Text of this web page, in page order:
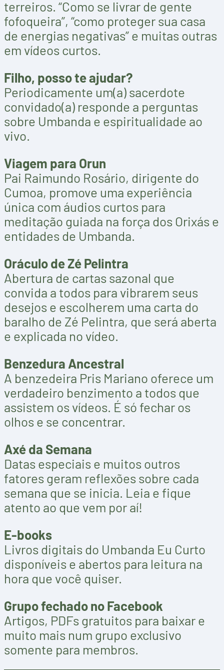
terreiros. “Como se livrar de gente
fofoqueira”, “como proteger sua casa
de energias negativas” e muitas outras
em vídeos curtos.
Filho, posso te ajudar?
Periodicamente um(a) sacerdote
convidado(a) responde a perguntas
sobre Umbanda e espiritualidade ao
vivo.
Viagem para Orun
Pai Raimundo Rosário, dirigente do
Cumoa, promove uma experiência
única com áudios curtos para
meditação guiada na força dos Orixás e
entidades de Umbanda.
Oráculo de Zé Pelintra
Abertura de cartas sazonal que
convida a todos para vibrarem seus
desejos e escolherem uma carta do
baralho de Zé Pelintra, que será aberta
e explicada no vídeo.
Benzedura Ancestral
A benzedeira Pris Mariano oferece um
verdadeiro benzimento a todos que
assistem os vídeos. É só fechar os
olhos e se concentrar.
Axé da Semana
Datas especiais e muitos outros
fatores geram reflexões sobre cada
semana que se inicia. Leia e fique
atento ao que vem por aí!
E-books
Livros digitais do Umbanda Eu Curto
disponíveis e abertos para leitura na
hora que você quiser.
Grupo fechado no Facebook
Artigos, PDFs gratuitos para baixar e
muito mais num grupo exclusivo
somente para membros.